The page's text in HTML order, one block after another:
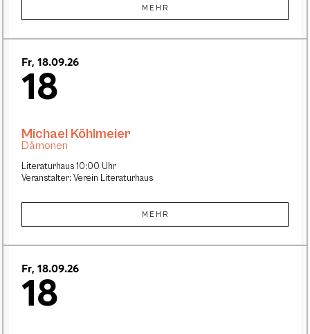
MEHR
Fr, 18.09.26
18
Literaturhaus 10:00 Uhr
Veranstalter: Verein Literaturhaus
Michael Köhlmeier
Dämonen
MEHR
Fr, 18.09.26
18